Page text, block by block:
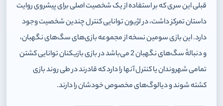
قبلی این سری که بر استفاده از یک شخصیت اصلی برای پیشروی روایت
داستان تمرکز داشت، در لژیون توانایی کنترل چندین شخصیت وجود
دارد. این بازی سومین نسخه از مجموعه بازی‌های سگ‌های نگهبان،
و دنبالهٔ سگ‌های نگهبان 2 می‌باشد در بازی بازیکنان توانایی کشتن
تمامی شهروندان یا کنترل آنها را دارد که قادرند در طی روند بازی
کشته شوند و دیالوگ‌های مخصوص خودشان را دارند.